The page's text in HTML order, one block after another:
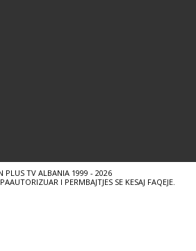
PLUS TV ALBANIA 1999 - 2026
I PERMBAJTJES SE KESAJ FAQEJE.